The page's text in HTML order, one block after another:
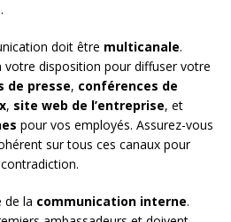
doit être multicanale.
votre disposition pour diffuser votre
de presse, conférences de
, site web de l’entreprise, et
pour vos employés. Assurez-vous
sur tous ces canaux pour
de la communication interne.